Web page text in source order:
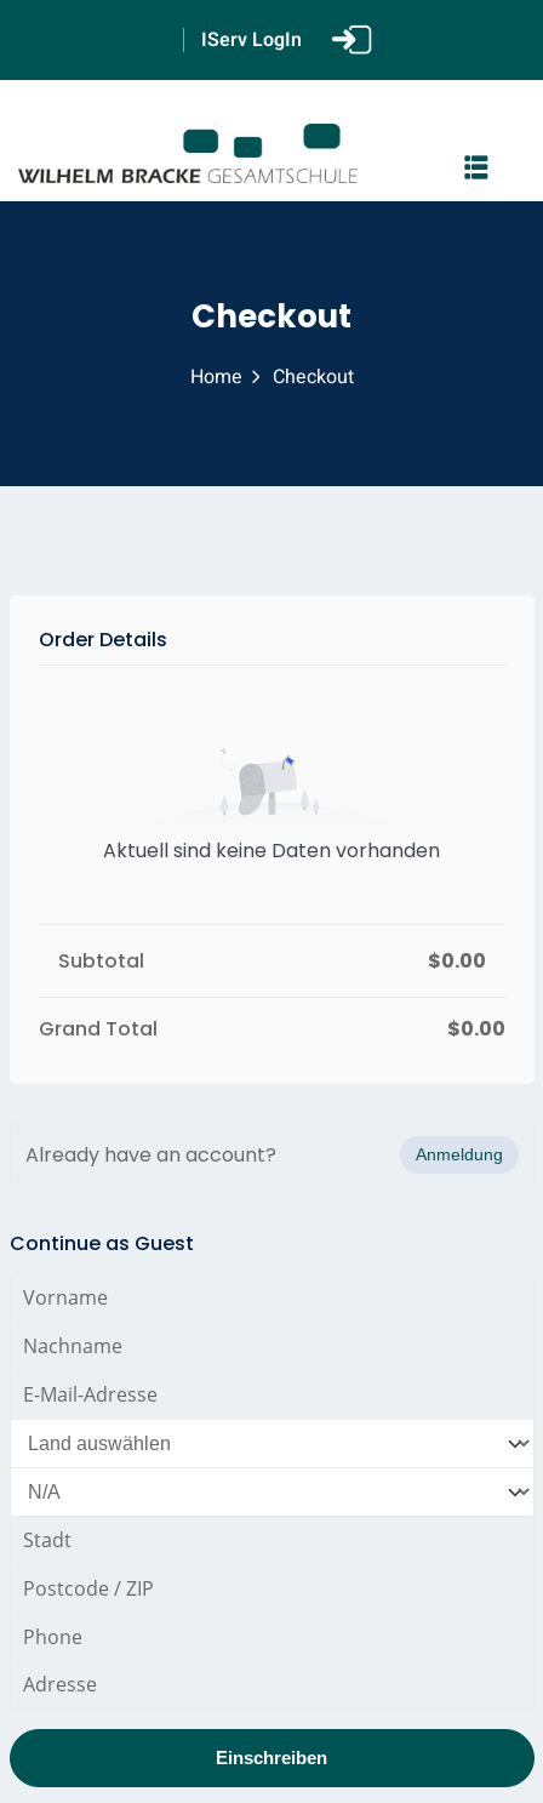
IServ LogIn
Checkout
Home Checkout
Order Details
Aktuell sind keine Daten vorhanden
Subtotal $0.00
Grand Total $0.00
Already have an account? Anmeldung
Continue as Guest
Einschreiben